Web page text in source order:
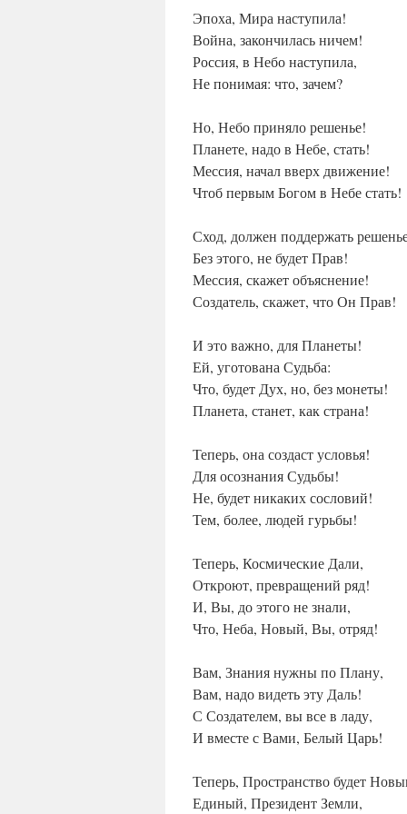
Эпоха, Мира наступила!
Война, закончилась ничем!
Россия, в Небо наступила,
Не понимая: что, зачем?
Но, Небо приняло решенье!
Планете, надо в Небе, стать!
Мессия, начал вверх движение!
Чтоб первым Богом в Небе стать!
Сход, должен поддержать
Без этого, не будет Прав!
Мессия, скажет объяснение!
Создатель, скажет, что Он Прав!
И это важно, для Планеты!
Ей, уготована Судьба:
Что, будет Дух, но, без монеты!
Планета, станет, как страна!
Теперь, она создаст условья!
Для осознания Судьбы!
Не, будет никаких сословий!
Тем, более, людей гурьбы!
Теперь, Космические Дали,
Откроют, превращений ряд!
И, Вы, до этого не знали,
Что, Неба, Новый, Вы, отряд!
Вам, Знания нужны по Плану,
Вам, надо видеть эту Даль!
С Создателем, вы все в ладу,
И вместе с Вами, Белый Царь!
Теперь, Пространство будет
Единый, Президент Земли,